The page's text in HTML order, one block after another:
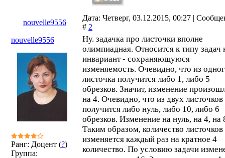
nouvelle9556
Дата: Четверг, 03.12.2015, 00:27 |
# 2
nouvelle9556
Ранг: Доцент (?)
Группа:
Ну. задачка про листочки вполне
олимпиадная. Относится к типу задач
инвариант - сохраняющуюся
изменяемость. Очевидно, что из
листочка получится либо 1, либо 5
обрезков. Значит, изменение
на 4. Очевидно, что из двух листочков
получится либо нуль, либо 10, либо 6
обрезков. Изменение на нуль, на 4, на
Таким образом, количество листочков
изменяется каждый раз на кратное 4
количество. По условию задачи